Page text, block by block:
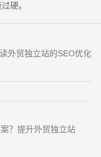
硬。
外贸独立站的SEO优化
？提升外贸独立站